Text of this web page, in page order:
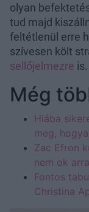
olyan
tud majd
feltétlenül erre
szívesen költ
sellőjelmezre is.
Még
Hiába
meg,
Zac Efron
nem ok
Fontos
Christina